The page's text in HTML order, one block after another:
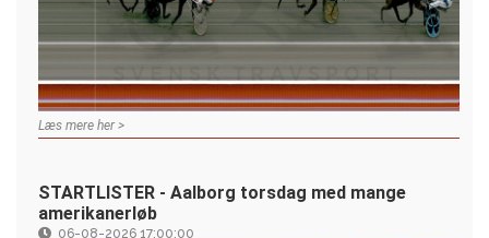
Læs mere her >
STARTLISTER - Aalborg torsdag med mange
amerikanerløb
06-08-2026 17:00:00